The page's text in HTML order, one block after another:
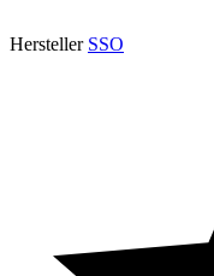
Hersteller SSO